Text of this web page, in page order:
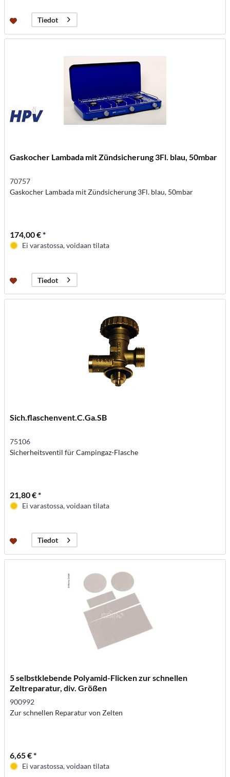
Tiedot
Gaskocher Lambada mit Zündsicherung 3Fl. blau, 50mbar
70757
Gaskocher Lambada mit Zündsicherung 3Fl. blau, 50mbar
174,00 € *
Ei varastossa, voidaan tilata
Tiedot
Sich.flaschenvent.C.Ga.SB
75106
Sicherheitsventil für Campingaz-Flasche
21,80 € *
Ei varastossa, voidaan tilata
Tiedot
5 selbstklebende Polyamid-Flicken zur schnellen
Zeltreparatur, div. Größen
900992
Zur schnellen Reparatur von Zelten
6,65 € *
Ei varastossa, voidaan tilata